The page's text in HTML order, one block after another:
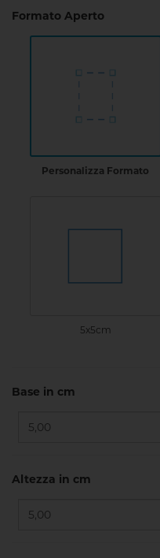
Formato Aperto
Personalizza Formato
5x5cm
Base in cm
Altezza in cm